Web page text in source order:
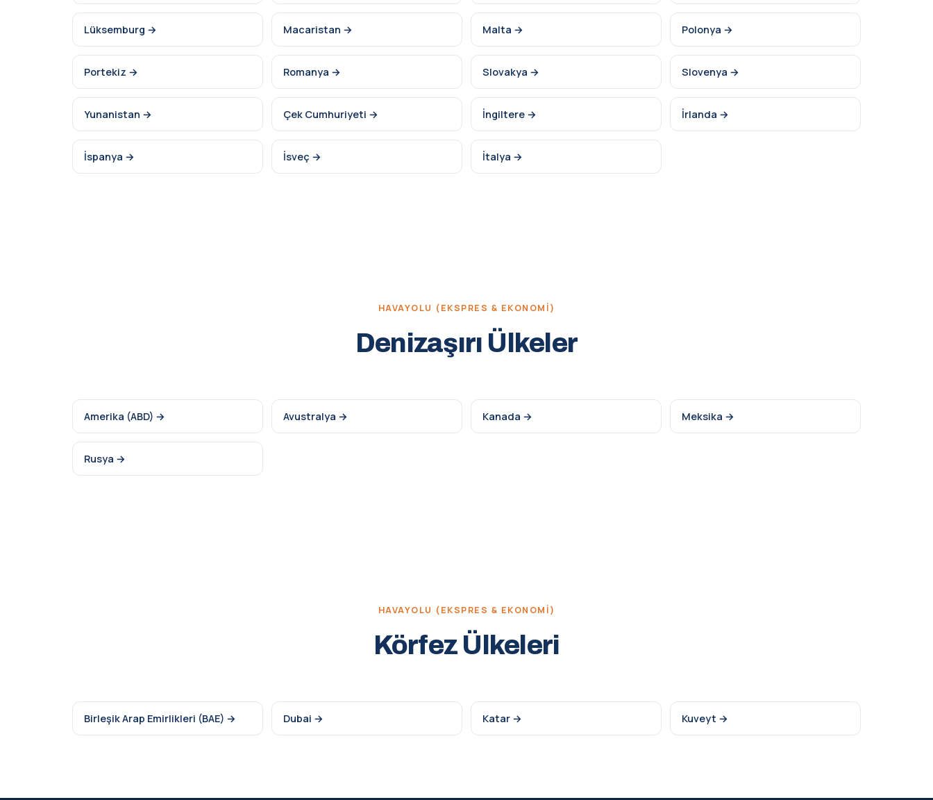
Lüksemburg → Macaristan → Malta → Polonya →
Portekiz → Romanya → Slovakya → Slovenya →
Yunanistan → Çek Cumhuriyeti → İngiltere → İrlanda →
İspanya → İsveç → İtalya →
HAVAYOLU (EKSPRES & EKONOMI)
Denizaşırı Ülkeler
Amerika (ABD) → Avustralya → Kanada → Meksika →
Rusya →
HAVAYOLU (EKSPRES & EKONOMI)
Körfez Ülkeleri
Birleşik Arap Emirlikleri (BAE) → Dubai → Katar → Kuveyt →